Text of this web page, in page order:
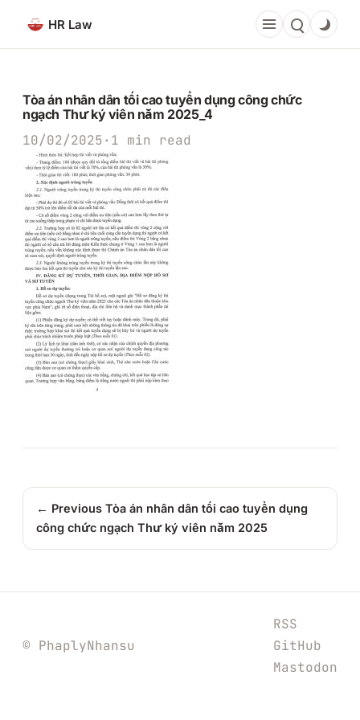
phần
dung
HR Law
Tòa án nhân dân tối cao tuyển dụng công chức
ngạch Thư ký viên năm 2025_4
10/02/2025· 1 min read
← Previous Tòa án nhân dân tối cao tuyển dụng
công chức ngạch Thư ký viên năm 2025
© PhaplyNhansu
RSS
GitHub
Mastodon